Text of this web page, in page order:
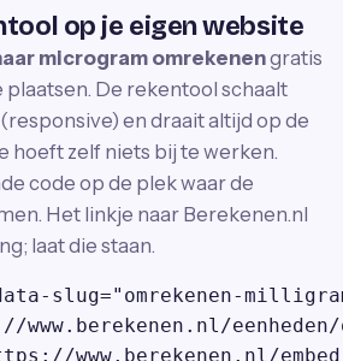
op je eigen website
microgram omrekenengratis
De rekentool schaalt
en draait altijd op de
hoeft zelf niets bij te werken.
code op de plek waar de
Het linkje naar Berekenen.nl
laat die staan.
slug="omrekenen-
www.berekenen.nl/